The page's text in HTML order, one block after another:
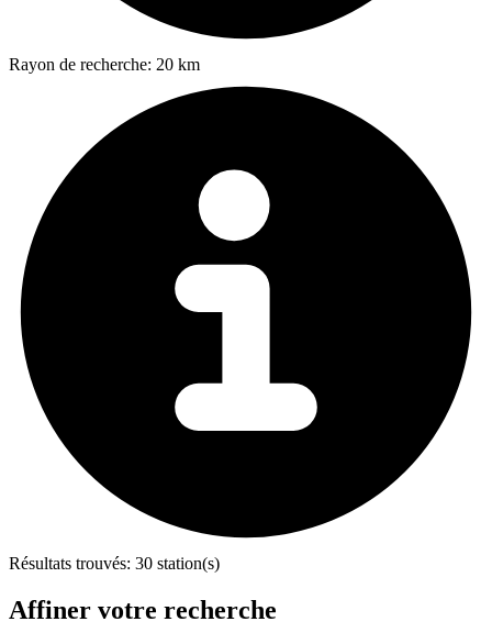
Rayon de recherche: 20 km
Résultats trouvés: 30 station(s)
Affiner votre recherche